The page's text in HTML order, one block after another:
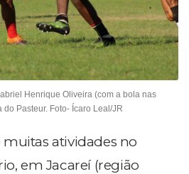
Henrique Oliveira (com a bola nas
Pasteur. Foto- Ícaro Leal/JR
muitas atividades no
em Jacareí (região